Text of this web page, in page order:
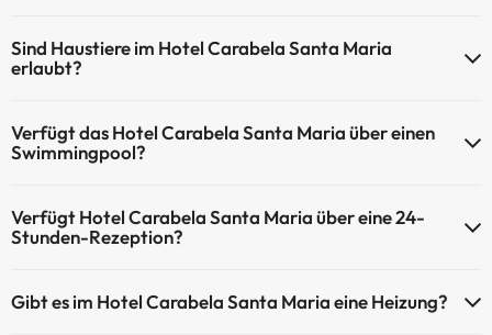
Sind Haustiere im Hotel Carabela Santa Maria
erlaubt?
Verfügt das Hotel Carabela Santa Maria über einen
Swimmingpool?
(dieser Service ist eventuell gebührenpflichtig). Hier finden Sie
weitere Informationen über das Schwimmbad und andere
Außenpool (Sommersaison)
Verfügt Hotel Carabela Santa Maria über eine 24-
Stunden-Rezeption?
Gibt es im Hotel Carabela Santa Maria eine Heizung?